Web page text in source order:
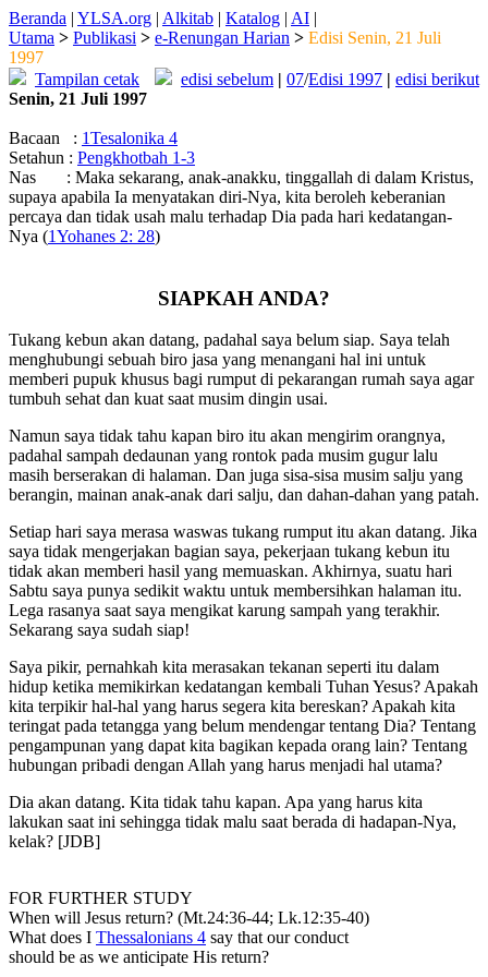
Beranda | YLSA.org | Alkitab | Katalog | AI |
Utama > Publikasi > e-Renungan Harian > Edisi Senin, 21 Juli
1997
Tampilan cetak
edisi sebelum | 07/Edisi 1997 | edisi berikut
Senin, 21 Juli 1997
Bacaan : 1Tesalonika 4
Setahun : Pengkhotbah 1-3
Nas : Maka sekarang, anak-anakku, tinggallah di dalam Kristus,
supaya apabila Ia menyatakan diri-Nya, kita beroleh keberanian
percaya dan tidak usah malu terhadap Dia pada hari kedatangan-
Nya (1Yohanes 2: 28)
SIAPKAH ANDA?
Tukang kebun akan datang, padahal saya belum siap. Saya telah
menghubungi sebuah biro jasa yang menangani hal ini untuk
memberi pupuk khusus bagi rumput di pekarangan rumah saya agar
tumbuh sehat dan kuat saat musim dingin usai.
Namun saya tidak tahu kapan biro itu akan mengirim orangnya,
padahal sampah dedaunan yang rontok pada musim gugur lalu
masih berserakan di halaman. Dan juga sisa-sisa musim salju yang
berangin, mainan anak-anak dari salju, dan dahan-dahan yang patah.
Setiap hari saya merasa waswas tukang rumput itu akan datang. Jika
saya tidak mengerjakan bagian saya, pekerjaan tukang kebun itu
tidak akan memberi hasil yang memuaskan. Akhirnya, suatu hari
Sabtu saya punya sedikit waktu untuk membersihkan halaman itu.
Lega rasanya saat saya mengikat karung sampah yang terakhir.
Sekarang saya sudah siap!
Saya pikir, pernahkah kita merasakan tekanan seperti itu dalam
hidup ketika memikirkan kedatangan kembali Tuhan Yesus? Apakah
kita terpikir hal-hal yang harus segera kita bereskan? Apakah kita
teringat pada tetangga yang belum mendengar tentang Dia? Tentang
pengampunan yang dapat kita bagikan kepada orang lain? Tentang
hubungan pribadi dengan Allah yang harus menjadi hal utama?
Dia akan datang. Kita tidak tahu kapan. Apa yang harus kita
lakukan saat ini sehingga tidak malu saat berada di hadapan-Nya,
kelak? [JDB]
FOR FURTHER STUDY
When will Jesus return? (Mt.24:36-44; Lk.12:35-40)
What does I Thessalonians 4 say that our conduct
should be as we anticipate His return?